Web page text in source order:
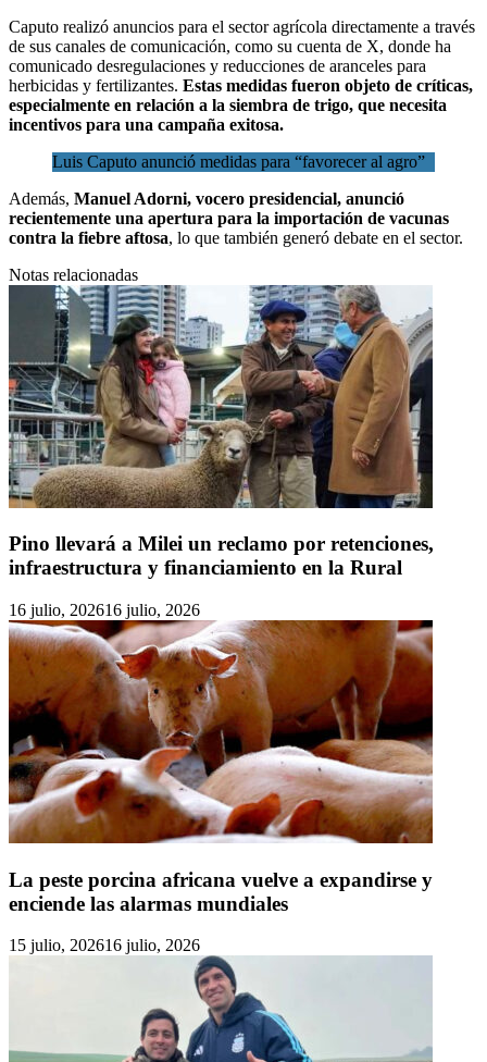
Caputo realizó anuncios para el sector agrícola directamente a través
de sus canales de comunicación, como su cuenta de X, donde ha
comunicado desregulaciones y reducciones de aranceles para
herbicidas y fertilizantes. Estas medidas fueron objeto de críticas,
especialmente en relación a la siembra de trigo, que necesita
incentivos para una campaña exitosa.
Luis Caputo anunció medidas para “favorecer al agro”
Además, Manuel Adorni, vocero presidencial, anunció
recientemente una apertura para la importación de vacunas
contra la fiebre aftosa, lo que también generó debate en el sector.
Notas relacionadas
Pino llevará a Milei un reclamo por retenciones,
infraestructura y financiamiento en la Rural
16 julio, 202616 julio, 2026
La peste porcina africana vuelve a expandirse y
enciende las alarmas mundiales
15 julio, 202616 julio, 2026